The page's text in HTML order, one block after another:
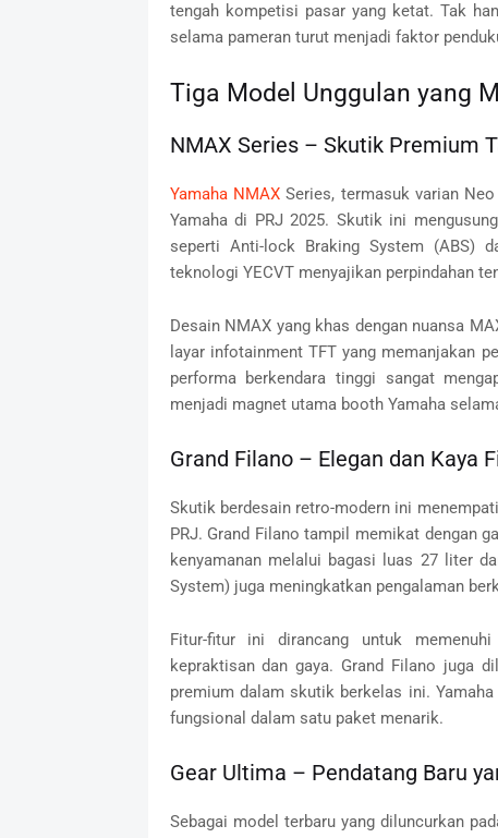
tengah kompetisi pasar yang ketat. Tak
selama pameran turut menjadi faktor
Tiga Model Unggulan yang
NMAX Series – Skutik Premium
Yamaha NMAXSeries, termasuk varian
Yamaha di PRJ 2025. Skutik ini
seperti Anti-lock Braking System (ABS)
teknologi YECVT menyajikan perpindahan
Desain NMAX yang khas dengan nuansa
layar infotainment TFT yang memanjakan
performa berkendara tinggi sangat
menjadi magnet utama booth Yamaha
Grand Filano – Elegan dan Kaya
Skutik berdesain retro-modern ini
PRJ. Grand Filano tampil memikat dengan
kenyamanan melalui bagasi luas 27 liter
System) juga meningkatkan pengalaman
Fitur-fitur ini dirancang untuk
kepraktisan dan gaya. Grand Filano juga
premium dalam skutik berkelas ini.
fungsional dalam satu paket menarik.
Gear Ultima – Pendatang Baru
Sebagai model terbaru yang diluncurkan